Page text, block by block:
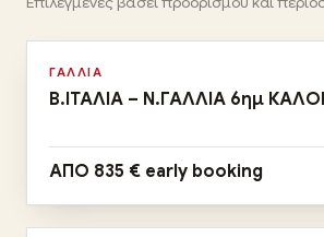
Αυγ
11, 18/08
ΓΑΛΛΙΑ
Β.ΙΤΑΛΙΑ – Ν.ΓΑΛΛΙΑ 6ημ
ΑΠΟ 835 € early booking
Αναχωρήσεις:
20, 27/08 & 05/09